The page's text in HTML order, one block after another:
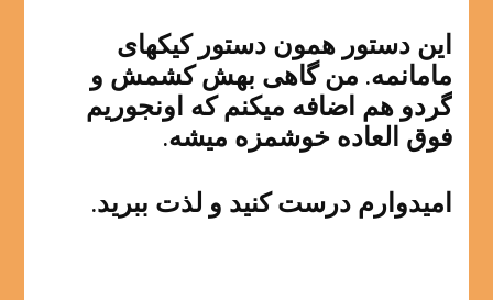
این دستور همون دستور کیکهای
مامانمه. من گاهی بهش کشمش و
گردو هم اضافه میکنم که اونجوریم
فوق العاده خوشمزه میشه.
امیدوارم درست کنید و لذت ببرید.